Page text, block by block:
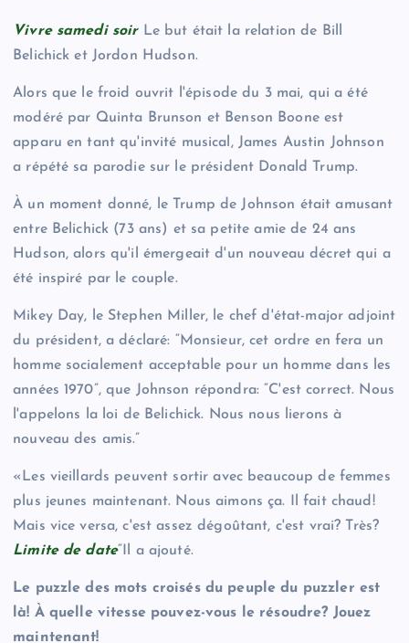
Vivre samedi soirLe but était la relation de Bill
Belichick et Jordon Hudson.
Alors que le froid ouvrit l'épisode du 3 mai, qui a été
modéré par Quinta Brunson et Benson Boone est
apparu en tant qu'invité musical, James Austin Johnson
a répété sa parodie sur le président Donald Trump.
À un moment donné, le Trump de Johnson était amusant
entre Belichick (73 ans) et sa petite amie de 24 ans
Hudson, alors qu'il émergeait d'un nouveau décret qui a
été inspiré par le couple.
Mikey Day, le Stephen Miller, le chef d'état-major adjoint
du président, a déclaré: “Monsieur, cet ordre en fera un
homme socialement acceptable pour un homme dans les
années 1970”, que Johnson répondra: “C'est correct. Nous
l'appelons la loi de Belichick. Nous nous lierons à
nouveau des amis.”
«Les vieillards peuvent sortir avec beaucoup de femmes
plus jeunes maintenant. Nous aimons ça. Il fait chaud!
Mais vice versa, c'est assez dégoûtant, c'est vrai? Très?
Limite de date“Il a ajouté.
Le puzzle des mots croisés du peuple du puzzler est
là! À quelle vitesse pouvez-vous le résoudre? Jouez
maintenant!